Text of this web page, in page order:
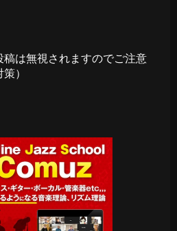
稿は無視されますのでご注意
）